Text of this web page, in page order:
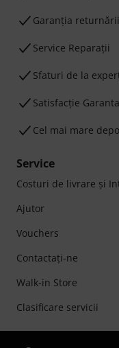
Garanţia
Service Reparații
Sfaturi de la
Satisfacție
Cel mai mare
Service
Costuri de livrare şi
Ajutor
Vouchers
Contactaţi-ne
Walk-in Store
Clasificare servicii